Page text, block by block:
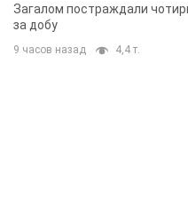
Загалом постраждали чотири
за добу
9 часов назад 4,4 т.